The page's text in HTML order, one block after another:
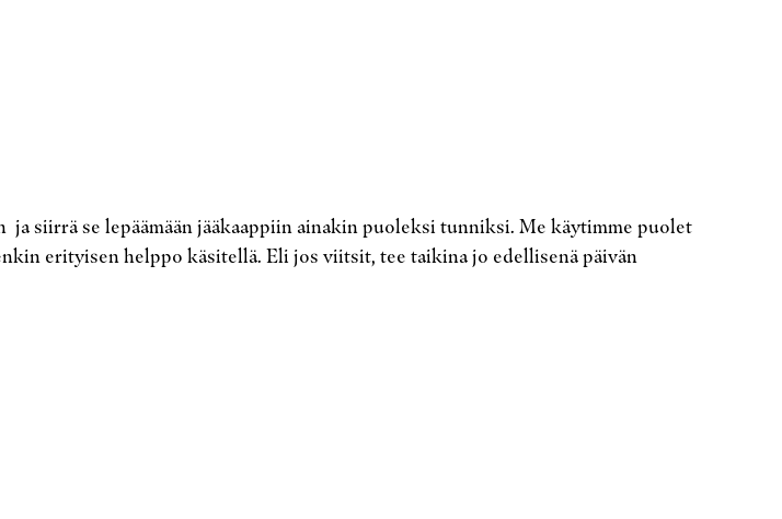
ja siirrä se lepäämään jääkaappiin ainakin puoleksi tunniksi. Me käytimme puolet
erityisen helppo käsitellä. Eli jos viitsit, tee taikina jo edellisenä päivän